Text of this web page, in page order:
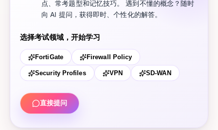
点、常考题型和记忆技巧。 遇到不懂的概念？随时
向 AI 提问，获得即时、个性化的解答。
选择考试领域，开始学习
FortiGate Firewall Policy
Security Profiles VPN SD-WAN
直接提问